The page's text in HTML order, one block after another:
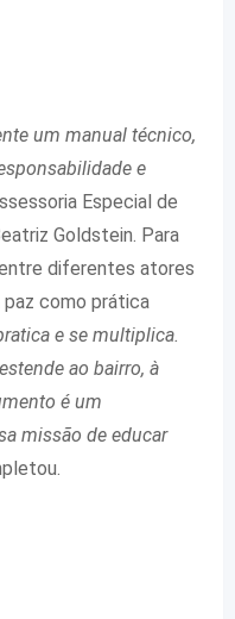
um manual técnico,
e
Especial de
Goldstein. Para
diferentes atores
como prática
e se multiplica.
ao bairro, à
é um
missão de educar